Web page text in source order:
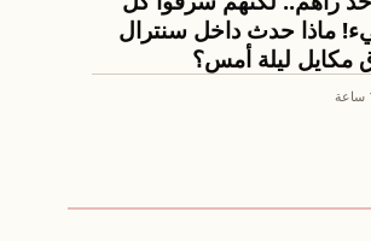
ماذا حدث داخل سنترال
مكايل ليلة أمس؟